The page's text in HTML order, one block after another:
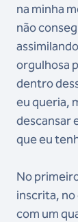
na minha
não
orgulhosa
dentro
eu queria,
descansar
que eu
No
inscrita, no
com um